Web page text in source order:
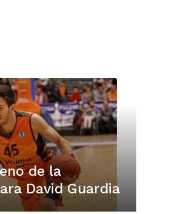
de la
David Guardia